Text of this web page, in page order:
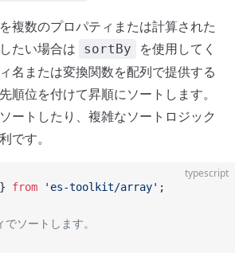
複数のプロパティまたは計算された
たい場合は
sortBy
を使用してく
名または変換関数を配列で提供する
順位を付けて昇順にソートします。
ートしたり、複雑なソートロジック
です。
typescript
from 'es-toolkit/array' ;
ソートします。